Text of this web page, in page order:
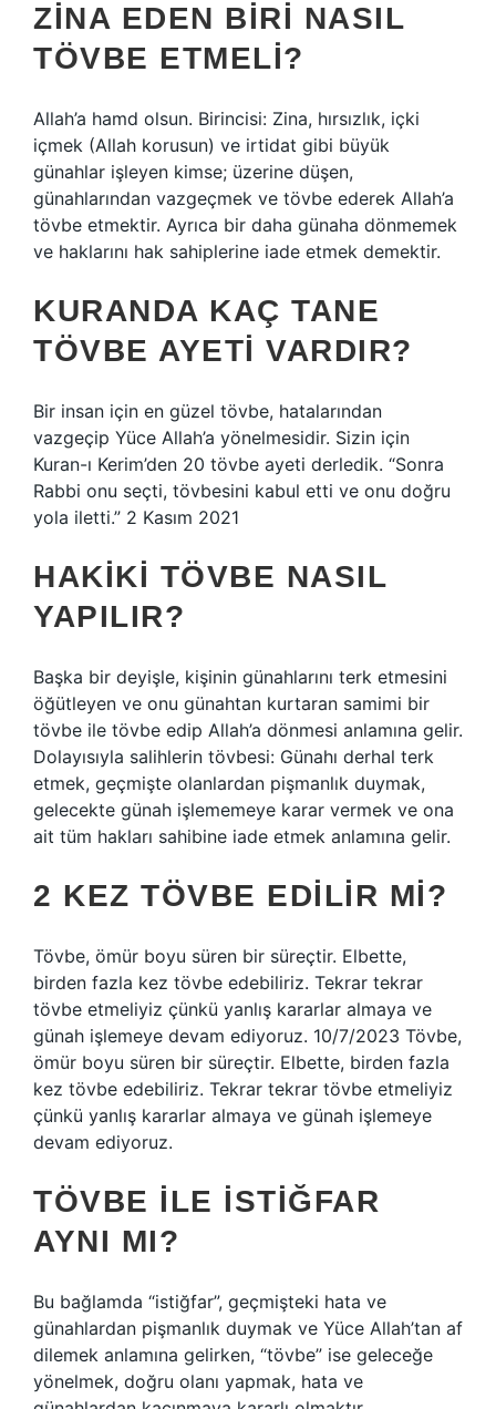
ZINA EDEN BIRI NASIL
TÖVBE ETMELI?
Allah’a hamd olsun. Birincisi: Zina, hırsızlık, içki
içmek (Allah korusun) ve irtidat gibi büyük
günahlar işleyen kimse; üzerine düşen,
günahlarından vazgeçmek ve tövbe ederek Allah’a
tövbe etmektir. Ayrıca bir daha günaha dönmemek
ve haklarını hak sahiplerine iade etmek demektir.
KURANDA KAÇ TANE
TÖVBE AYETI VARDIR?
Bir insan için en güzel tövbe, hatalarından
vazgeçip Yüce Allah’a yönelmesidir. Sizin için
Kuran-ı Kerim’den 20 tövbe ayeti derledik. “Sonra
Rabbi onu seçti, tövbesini kabul etti ve onu doğru
yola iletti.” 2 Kasım 2021
HAKIKI TÖVBE NASIL
YAPILIR?
Başka bir deyişle, kişinin günahlarını terk etmesini
öğütleyen ve onu günahtan kurtaran samimi bir
tövbe ile tövbe edip Allah’a dönmesi anlamına gelir.
Dolayısıyla salihlerin tövbesi: Günahı derhal terk
etmek, geçmişte olanlardan pişmanlık duymak,
gelecekte günah işlememeye karar vermek ve ona
ait tüm hakları sahibine iade etmek anlamına gelir.
2 KEZ TÖVBE EDILIR MI?
Tövbe, ömür boyu süren bir süreçtir. Elbette,
birden fazla kez tövbe edebiliriz. Tekrar tekrar
tövbe etmeliyiz çünkü yanlış kararlar almaya ve
günah işlemeye devam ediyoruz. 10/7/2023 Tövbe,
ömür boyu süren bir süreçtir. Elbette, birden fazla
kez tövbe edebiliriz. Tekrar tekrar tövbe etmeliyiz
çünkü yanlış kararlar almaya ve günah işlemeye
devam ediyoruz.
TÖVBE ILE ISTIĞFAR
AYNI MI?
Bu bağlamda “istiğfar”, geçmişteki hata ve
günahlardan pişmanlık duymak ve Yüce Allah’tan af
dilemek anlamına gelirken, “tövbe” ise geleceğe
yönelmek, doğru olanı yapmak, hata ve